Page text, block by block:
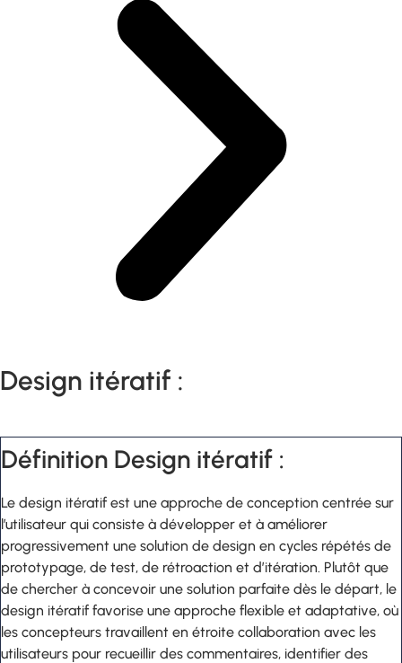
Design itératif :
Définition Design itératif :
Le design itératif est une approche de conception centrée sur
l’utilisateur qui consiste à développer et à améliorer
progressivement une solution de design en cycles répétés de
prototypage, de test, de rétroaction et d’itération. Plutôt que
de chercher à concevoir une solution parfaite dès le départ, le
design itératif favorise une approche flexible et adaptative, où
les concepteurs travaillent en étroite collaboration avec les
utilisateurs pour recueillir des commentaires, identifier des